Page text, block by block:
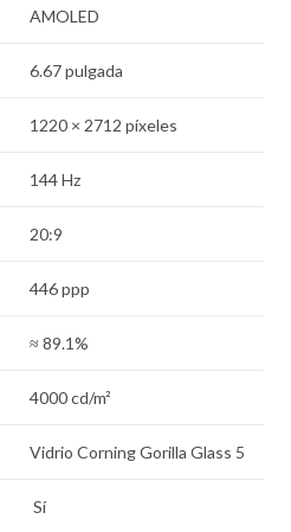
AMOLED
6.67 pulgada
1220 × 2712 píxeles
144 Hz
20:9
446 ppp
≈ 89.1%
4000 cd/m²
Vidrio Corning Gorilla Glass 5
Sí